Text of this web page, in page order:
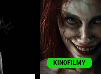
KINOFILMY